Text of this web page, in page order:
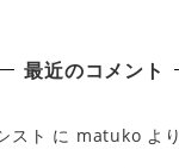
最近のコメント
スト に matuko より